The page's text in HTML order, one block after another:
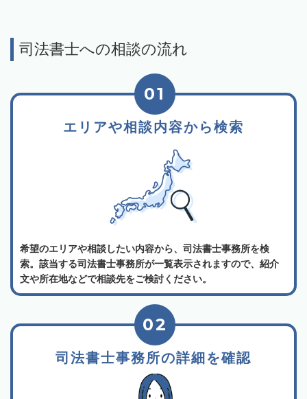
司法書士への相談の流れ
エリアや相談内容から検索
01
希望のエリアや相談したい内容から、司法書士事務所を検
索。該当する司法書士事務所が一覧表示されますので、紹介
文や所在地などで相談先をご検討ください。
司法書士事務所の詳細を確認
02